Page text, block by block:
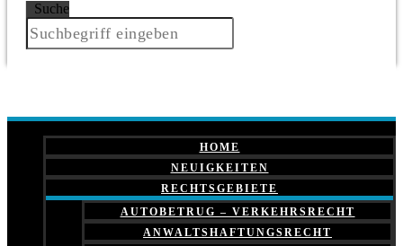
Suche
HOME
NEUIGKEITEN
RECHTSGEBIETE
AUTOBETRUG – VERKEHRSRECHT
ANWALTSHAFTUNGSRECHT